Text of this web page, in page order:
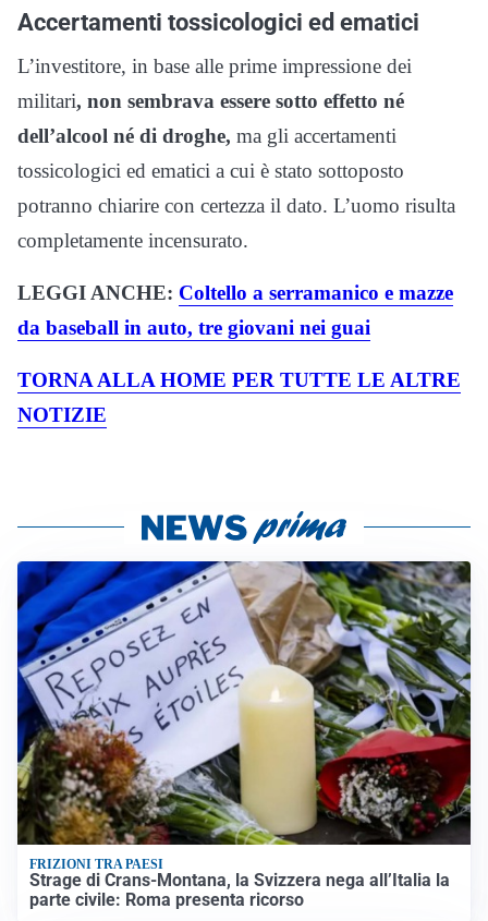
Accertamenti tossicologici ed ematici
L’investitore, in base alle prime impressione dei
militari, non sembrava essere sotto effetto né
dell’alcool né di droghe, ma gli accertamenti
tossicologici ed ematici a cui è stato sottoposto
potranno chiarire con certezza il dato. L’uomo risulta
completamente incensurato.
LEGGI ANCHE: Coltello a serramanico e mazze
da baseball in auto, tre giovani nei guai
TORNA ALLA HOME PER TUTTE LE ALTRE
NOTIZIE
FRIZIONI TRA PAESI
Strage di Crans-Montana, la Svizzera nega all’Italia la
parte civile: Roma presenta ricorso